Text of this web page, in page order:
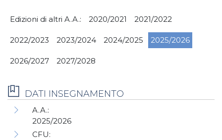
Edizioni di altri A.A.: 2020/2021 2021/2022
2022/2023 2023/2024 2024/2025 2025/2026
2026/2027 2027/2028
DATI INSEGNAMENTO
A.A.:
2025/2026
CFU: